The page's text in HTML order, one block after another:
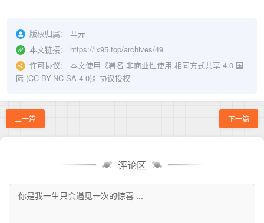
版权归属：
芈亓
本文链接：
https://lx95.top/archives/49
许可协议：
本文使用《署名-非商业性使用-相同方式共享 4.0 国
际 (CC BY-NC-SA 4.0)》协议授权
上一篇 下一篇
评论区